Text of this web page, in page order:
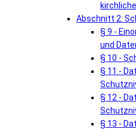
Abschnitt 2:
§ 9 -
und
§ 10 -
§ 11 -
§ 12 -
§ 13 -